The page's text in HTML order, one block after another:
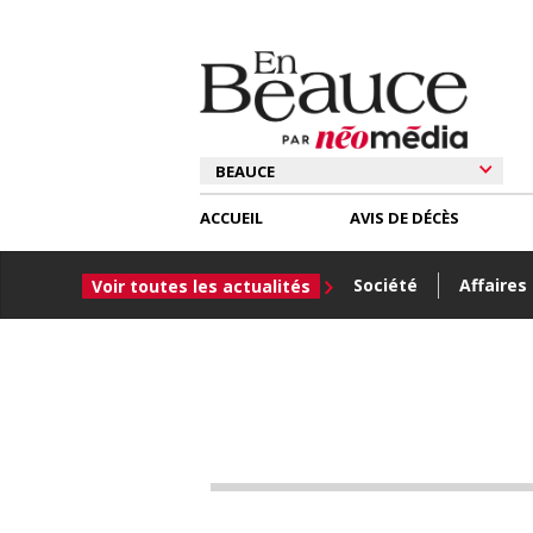
ACCUEIL
Voir toutes les actualités Société Affaires
AVIS DE DÉCÈS